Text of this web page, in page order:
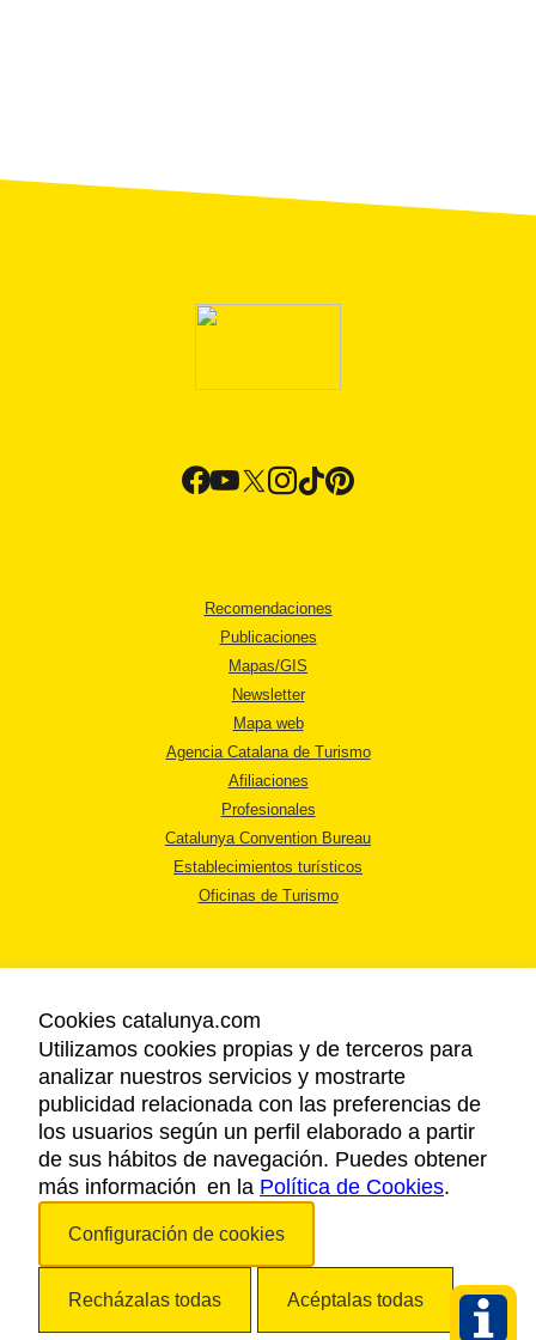
Recomendaciones
Publicaciones
Mapas/GIS
Newsletter
Mapa web
Agencia Catalana de Turismo
Afiliaciones
Profesionales
Catalunya Convention Bureau
Establecimientos turísticos
Oficinas de Turismo
AVISO LEGAL
POLÍTICA DE PRIVACIDAD
COOKIES
ACCESSIBILIDAD
Copyright © 2026. Agencia Catalana de Turismo. Todos los derechos
Cookies catalunya.com
Utilizamos cookies propias y de terceros para
analizar nuestros servicios y mostrarte
publicidad relacionada con las preferencias de
los usuarios según un perfil elaborado a partir
de sus hábitos de navegación. Puedes obtener
más información en la Política de Cookies.
Configuración de cookies
Recházalas todas Acéptalas todas